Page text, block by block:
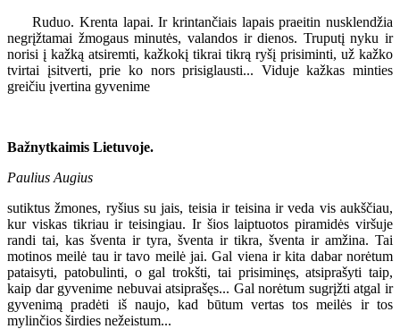
Ruduo. Krenta lapai. Ir krintančiais lapais praeitin nusklendžia
negrįžtamai žmogaus minutės, valandos ir dienos. Truputį nyku ir
norisi į kažką atsiremti, kažkokį tikrai tikrą ryšį prisiminti, už kažko
tvirtai įsitverti, prie ko nors prisiglausti... Viduje kažkas minties
greičiu įvertina gyvenime
Bažnytkaimis Lietuvoje.
Paulius Augius
sutiktus žmones, ryšius su jais, teisia ir teisina ir veda vis aukščiau,
kur viskas tikriau ir teisingiau. Ir šios laiptuotos piramidės viršuje
randi tai, kas šventa ir tyra, šventa ir tikra, šventa ir amžina. Tai
motinos meilė tau ir tavo meilė jai. Gal viena ir kita dabar norėtum
pataisyti, patobulinti, o gal trokšti, tai prisiminęs, atsiprašyti taip,
kaip dar gyvenime nebuvai atsiprašęs... Gal norėtum sugrįžti atgal ir
gyvenimą pradėti iš naujo, kad būtum vertas tos meilės ir tos
mylinčios širdies nežeistum...